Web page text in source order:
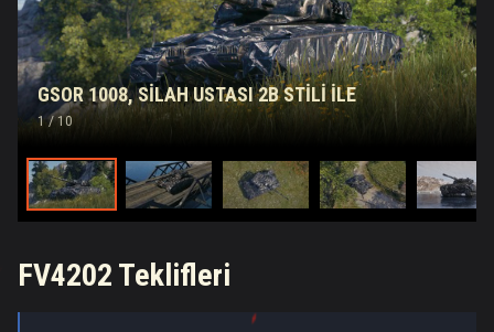
GSOR 1008, SILAH USTASI 2B STILI İLE
1/ 10
FV4202 Teklifleri